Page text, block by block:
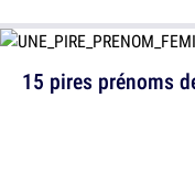
15 pires prénoms